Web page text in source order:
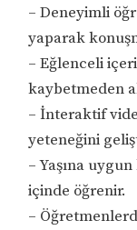
– Deneyimli
yaparak
– Eğlenceli
kaybetmeden
– İnteraktif
yeteneğini
– Yaşına
içinde öğrenir.
–